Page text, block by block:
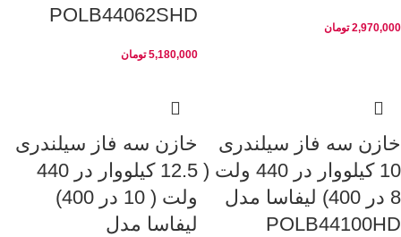
2,970,000 تومان
POLB44062SHD
5,180,000 تومان
خازن سه فاز سیلندری
10 کیلووار در 440 ولت (
8 در 400) لیفاسا مدل
POLB44100HD
خازن سه فاز سیلندری
12.5 کیلووار در 440
ولت ( 10 در 400)
لیفاسا مدل